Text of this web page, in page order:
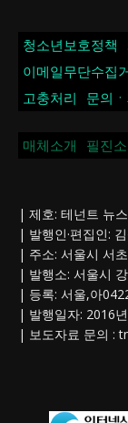
청소년보호정책
이메일무단수집
고충처리
문의
매체소개 필진
| 제호: 테넌트 뉴스
| 발행인·편집인:
| 주소: 서울시 서
| 발행소: 서울시
| 등록: 서울,아
| 발행일자: 2016
| 보도자료 문의 :